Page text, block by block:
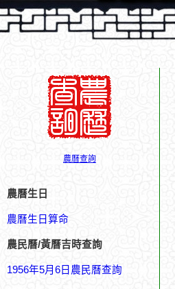
農曆查詢
農曆生日
農曆生日算命
農民曆/黃曆吉時查詢
1956年5月6日農民曆查詢